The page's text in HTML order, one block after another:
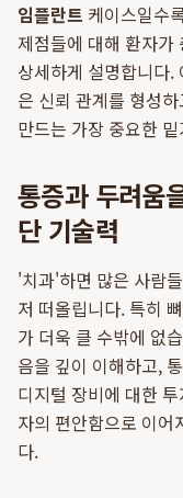
임플란트 케이스일수
제점들에 대해 환자가
상세하게 설명합니다.
은 신뢰 관계를 형성
만드는 가장 중요한
통증과 두려움
단 기술력
'치과'하면 많은 사람
저 떠올립니다. 특히
가 더욱 클 수밖에 없
음을 깊이 이해하고,
디지털 장비에 대한
자의 편안함으로 이어
다.